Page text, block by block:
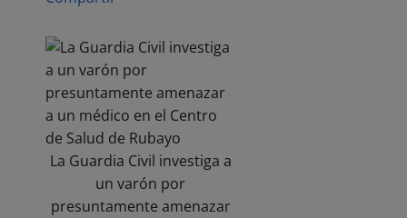
La Guardia Civil investiga a
un varón por
presuntamente amenazar